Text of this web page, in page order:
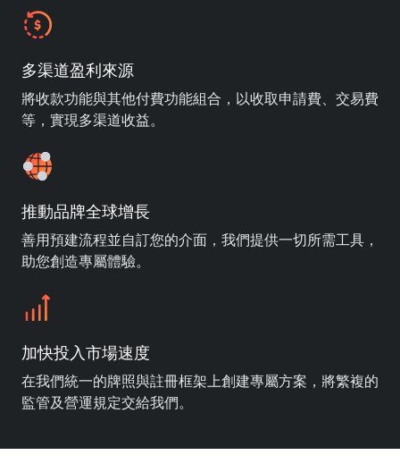
多渠道盈利來源
將收款功能與其他付費功能組合，以收取申請費、交易費
等，實現多渠道收益。
推動品牌全球增長
善用預建流程並自訂您的介面，我們提供一切所需工具，
助您創造專屬體驗。
加快投入市場速度
在我們統一的牌照與註冊框架上創建專屬方案，將繁複的
監管及營運規定交給我們。